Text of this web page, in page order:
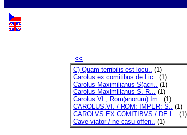
<<
C) Quam terribilis est locu.. (1)
Carolus ex comitibus de Lic.. (1)
Carolus Maximilianus S(acri.. (1)
Carolus Maximilianus S. R... (1)
Carolus VI., Rom(anorum) Im.. (1)
CAROLUS.VI. / ROM: IMPER: S.. (1)
CAROLVS EX COMITIBVS / DE L.. (1)
Cave viator / ne casu offen.. (1)